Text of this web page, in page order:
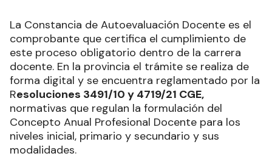
La Constancia de Autoevaluación Docente es el
comprobante que certifica el cumplimiento de
este proceso obligatorio dentro de la carrera
docente. En la provincia el trámite se realiza de
forma digital y se encuentra reglamentado por la
Resoluciones 3491/10 y 4719/21 CGE,
normativas que regulan la formulación del
Concepto Anual Profesional Docente para los
niveles inicial, primario y secundario y sus
modalidades.